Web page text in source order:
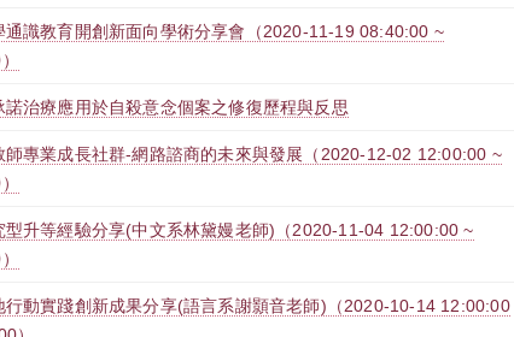
通識教育開創新面向學術分享會（2020-11-19 08:40:00 ~
諾治療應用於自殺意念個案之修復歷程與反思
師專業成長社群-網路諮商的未來與發展（2020-12-02 12:00:00 ~
型升等經驗分享(中文系林黛嫚老師)（2020-11-04 12:00:00 ~
行動實踐創新成果分享(語言系謝顥音老師)（2020-10-14 12:00:00